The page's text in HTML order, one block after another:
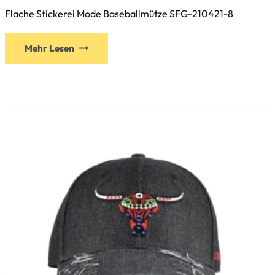
Flache Stickerei Mode Baseballmütze SFG-210421-8
Mehr Lesen
können
der
Produktseite
gewählt
werden